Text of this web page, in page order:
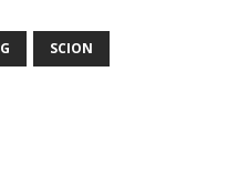
SCION